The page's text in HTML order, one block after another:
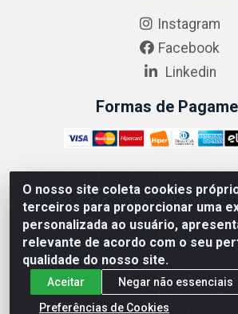
O nosso site coleta cookies
terceiros para proporcionar uma
personalizada ao usuário,
relevante de acordo com o seu
qualidade do nosso site.
Aceitar
Negar não essenciais
Preferências de Cookies
Instagram
Facebook
Linkedin
Formas de
ABRASEG COMÉRCIO ATACADISTA
10.894.768/0001-00 - Avenida Lobo
Penha Circular - Rio de Janeiro - RJ -